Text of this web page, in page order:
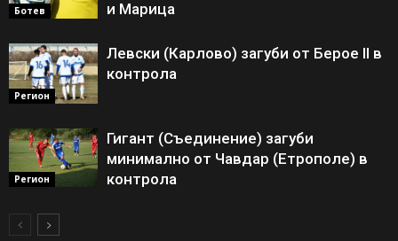
Ботев
и Марица
Регион
Левски (Карлово) загуби от Берое II в
контрола
Регион
Гигант (Съединение) загуби
минимално от Чавдар (Етрополе) в
контрола